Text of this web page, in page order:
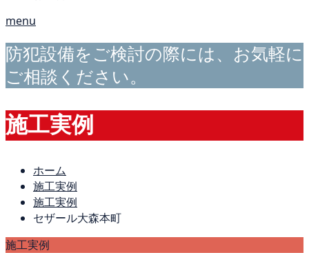
menu
防犯設備をご検討の際には、お気軽に
ご相談ください。
施工実例
ホーム
施工実例
施工実例
セザール大森本町
施工実例